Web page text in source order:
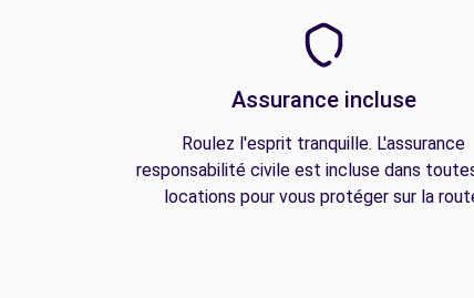
Assurance incluse
Roulez l'esprit tranquille. L'assurance
responsabilité civile est incluse dans
locations pour vous protéger sur la